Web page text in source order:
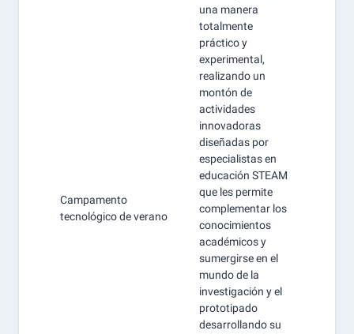
Campamento
tecnológico de verano
una manera
totalmente
práctico y
experimental,
realizando un
montón de
actividades
innovadoras
diseñadas por
especialistas en
educación STEAM
que les permite
complementar los
conocimientos
académicos y
sumergirse en el
mundo de la
investigación y el
prototipado
desarrollando su